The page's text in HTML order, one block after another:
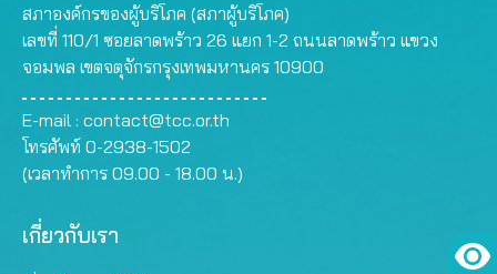
สภาองค์กรของผู้บริโภค (สภาผู้บริโภค)
เลขที่ 110/1 ซอยลาดพร้าว 26 แยก 1-2 ถนนลาดพร้าว แขวง
จอมพล เขตจตุจักรกรุงเทพมหานคร 10900
E-mail : contact@tcc.or.th
โทรศัพท์ 0-2938-1502
(เวลาทำการ 09.00 - 18.00 น.)
เกี่ยวกับเรา